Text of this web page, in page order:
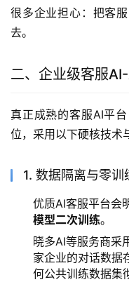
很多企业担心：把客
去。
二、企业级客服
真正成熟的客服AI平
位，采用以下硬核技术
1. 数据隔离与零训
优质AI客服平台会
模型二次训练。
晓多AI等服务商采
家企业的对话数据
何公共训练数据集